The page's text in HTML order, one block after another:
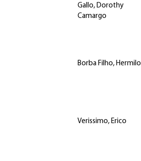
Gallo, Dorothy
Camargo
Borba Filho, Hermilo
Verissimo, Erico